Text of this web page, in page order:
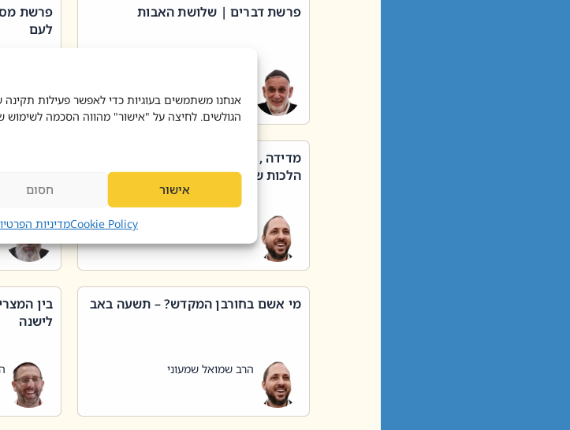
אנחנו משתמשים בעוגיות כדי לאפשר פעילות
הגולשים. לחיצה על "אישור" מהווה הסכמה לשימוש
אישור חסום
Cookie Policyמדיניות
פרשת דברים | שלושת האבות
פרשת
לעם
מדידה , קניה , שטיפת כלים בשבת –
הלכות שבת – סימן שכג
מי אשם בחורבן המקדש? – תשעה באב
הרב שמואל שמעוני
בין
לישנה